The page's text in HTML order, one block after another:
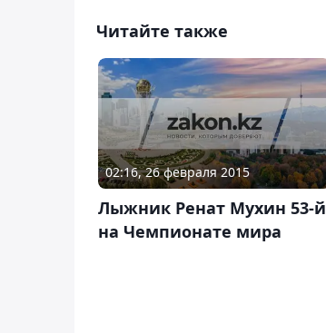
Читайте также
02:16, 26 февраля 2015
Лыжник Ренат Мухин 53-й
на Чемпионате мира